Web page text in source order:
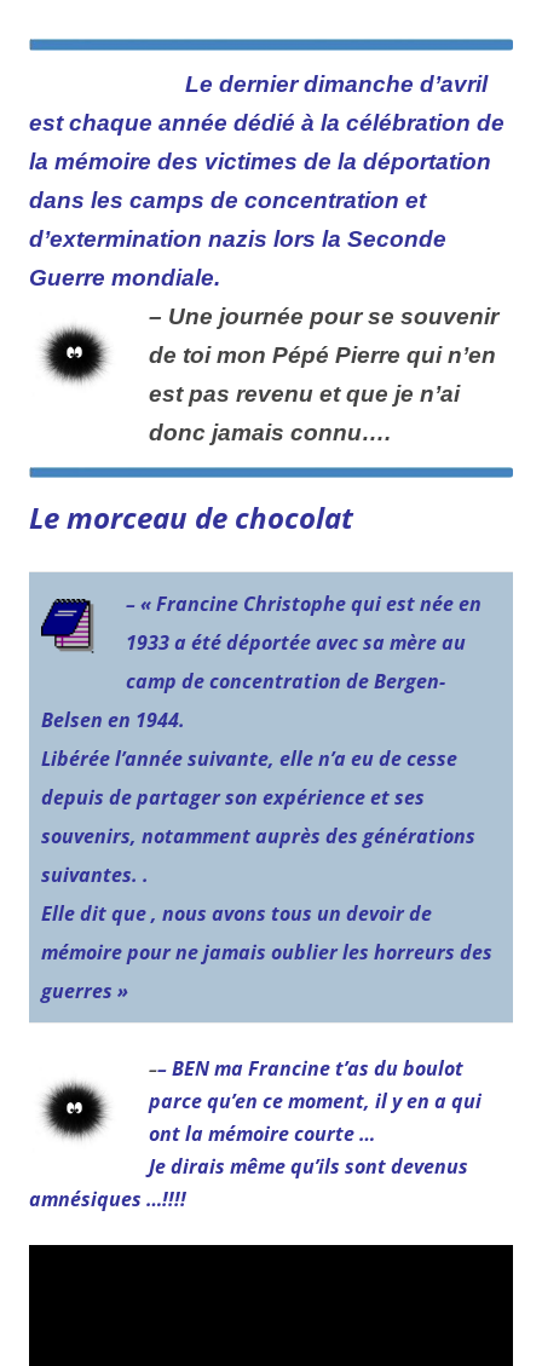
Le dernier dimanche d’avril
est chaque année dédié à la célébration de
la mémoire des victimes de la déportation
dans les camps de concentration et
d’extermination nazis lors la Seconde
Guerre mondiale.
– Une journée pour se souvenir
de toi mon Pépé Pierre qui n’en
est pas revenu et que je n’ai
donc jamais connu….
Le morceau de chocolat
– « Francine Christophe qui est née en
1933 a été déportée avec sa mère au
camp de concentration de Bergen-
Belsen en 1944.
Libérée l’année suivante, elle n’a eu de cesse
depuis de partager son expérience et ses
souvenirs, notamment auprès des générations
suivantes. .
Elle dit que , nous avons tous un devoir de
mémoire pour ne jamais oublier les horreurs des
guerres »
–– BEN ma Francine t’as du boulot
parce qu’en ce moment, il y en a qui
ont la mémoire courte …
Je dirais même qu’ils sont devenus
amnésiques …!!!!